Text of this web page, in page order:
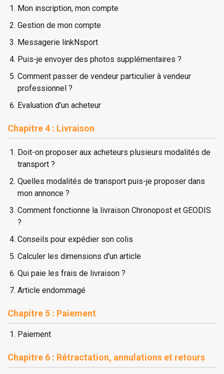
Mon inscription, mon compte
Gestion de mon compte
Messagerie linkNsport
Puis-je envoyer des photos supplémentaires ?
Comment passer de vendeur particulier à vendeur
professionnel ?
Evaluation d’un acheteur
Chapitre 4 : Livraison
Doit-on proposer aux acheteurs plusieurs modalités de
transport ?
Quelles modalités de transport puis-je proposer dans
mon annonce ?
Comment fonctionne la livraison Chronopost et GEODIS
?
Conseils pour expédier son colis
Calculer les dimensions d'un article
Qui paie les frais de livraison ?
Article endommagé
Chapitre 5 : Paiement
Paiement
Chapitre 6 : Rétractation, annulations et retours